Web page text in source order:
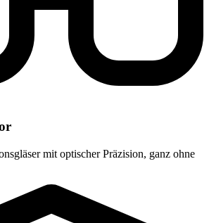
mit optischer Präzision, ganz ohne